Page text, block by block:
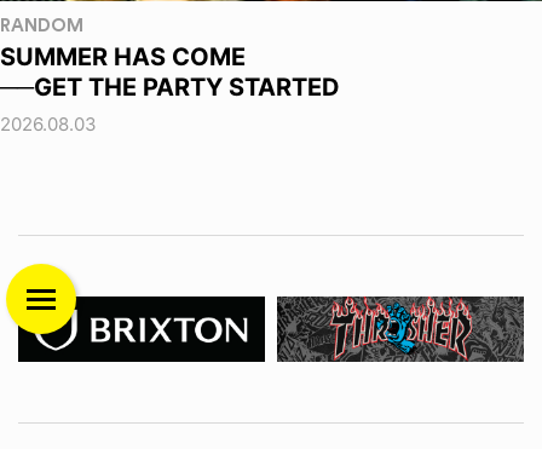
RANDOM
SUMMER HAS COME
──GET THE PARTY STARTED
2026.08.03